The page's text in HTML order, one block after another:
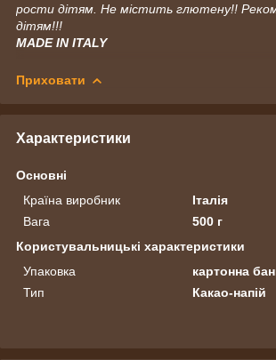
рости дітям. Не містить глютену!!
дітям!!!
MADE IN ITALY
Приховати
Характеристики
Основні
Країна виробник
Італія
Вага
500 г
Користувальницькі характеристики
Упаковка
картонна
Тип
Какао-напій